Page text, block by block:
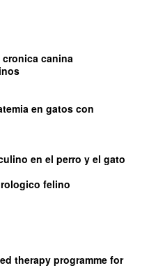
canina
en gatos con
en el perro y el gato
felino
therapy programme for